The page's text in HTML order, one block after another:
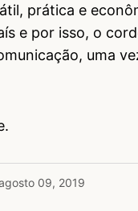
e
e por isso, o
uma
09, 2019